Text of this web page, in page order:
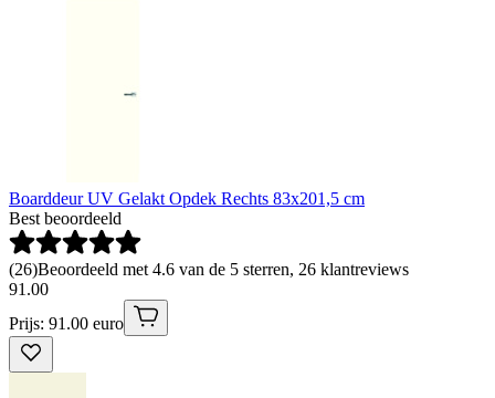
Boarddeur UV Gelakt Opdek Rechts 83x201,5 cm
Best beoordeeld
(26)Beoordeeld met 4.6 van de 5 sterren, 26 klantreviews
91 .00
Prijs: 91.00 euro